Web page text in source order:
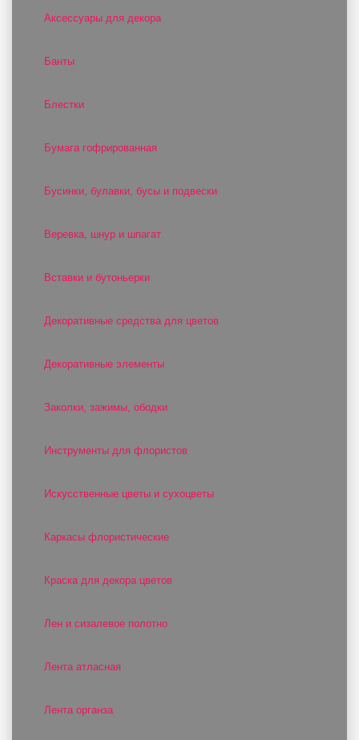
Аксессуары для декора
Банты
Блестки
Бумага гофрированная
Бусинки, булавки, бусы и подвески
Веревка, шнур и шпагат
Вставки и бутоньерки
Декоративные средства для цветов
Декоративные элементы
Заколки, зажимы, ободки
Инструменты для флористов
Искусственные цветы и сухоцветы
Каркасы флористические
Краска для декора цветов
Лен и сизалевое полотно
Лента атласная
Лента органза